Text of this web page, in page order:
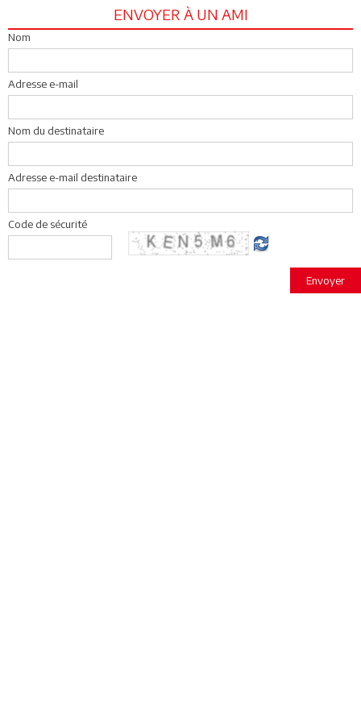
ENVOYER À UN AMI
Nom
Adresse e-mail
Nom du destinataire
Adresse e-mail destinataire
Code de sécurité
Envoyer